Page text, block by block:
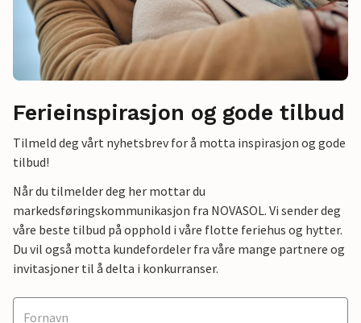
Ferieinspirasjon og gode tilbud
Tilmeld deg vårt nyhetsbrev for å motta inspirasjon og gode
tilbud!
Når du tilmelder deg her mottar du
markedsføringskommunikasjon fra NOVASOL. Vi sender deg
våre beste tilbud på opphold i våre flotte feriehus og hytter.
Du vil også motta kundefordeler fra våre mange partnere og
invitasjoner til å delta i konkurranser.